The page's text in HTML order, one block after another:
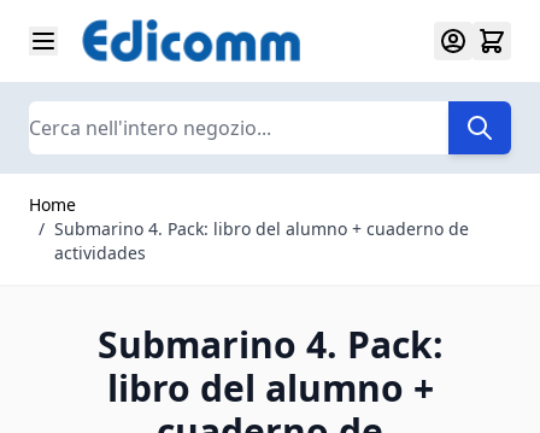
Salta al contenuto
Search
Home
/ Submarino 4. Pack: libro del alumno + cuaderno de
actividades
Submarino 4. Pack:
libro del alumno +